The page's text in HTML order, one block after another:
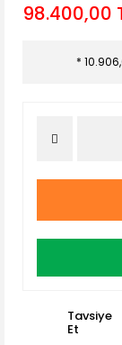
98.400,00
*
Tavsiye
Et